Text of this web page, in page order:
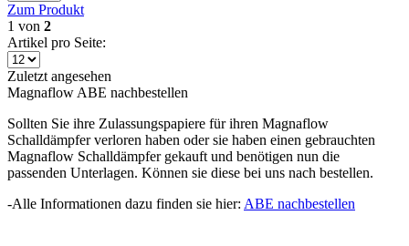
Zum Produkt
1 von 2
Artikel pro Seite:
Zuletzt angesehen
Magnaflow ABE nachbestellen
Sollten Sie ihre Zulassungspapiere für ihren Magnaflow
Schalldämpfer verloren haben oder sie haben einen gebrauchten
Magnaflow Schalldämpfer gekauft und benötigen nun die
passenden Unterlagen. Können sie diese bei uns nach bestellen.
-Alle Informationen dazu finden sie hier: ABE nachbestellen